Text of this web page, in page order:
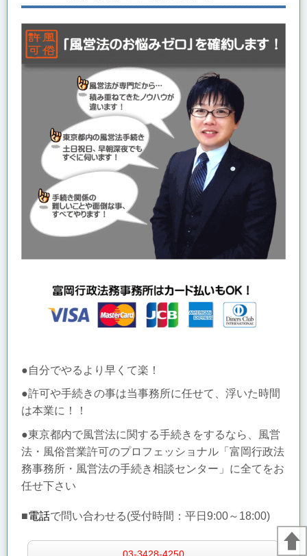
●自分でやるより早くて楽！
●許可や手続きの事は当事務所に任せて、浮いた時間
は本業に！！
●東京都内で風営法に関する手続きをするなら、風営
法・風俗営業許可のプロフェッショナル「富岡行政法
務事務所・風営法の手続き相談センター」に全てをお
任せ下さい
■電話で問い合わせる(受付時間： 平日9:00～18:00)